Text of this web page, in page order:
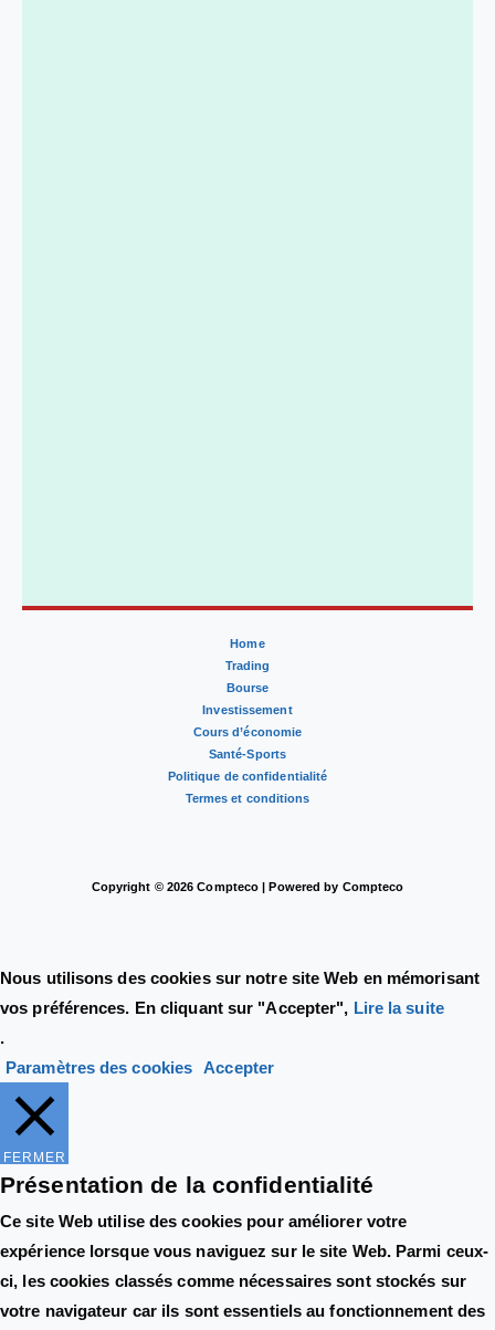
Home
Trading
Bourse
Investissement
Cours d’économie
Santé-Sports
Politique de confidentialité
Termes et conditions
Copyright © 2026 Compteco | Powered by Compteco
Nous utilisons des cookies sur notre site Web en mémorisant
vos préférences. En cliquant sur "Accepter", Lire la suite
.
Paramètres des cookies
Accepter
FERMER
Présentation de la confidentialité
Ce site Web utilise des cookies pour améliorer votre
expérience lorsque vous naviguez sur le site Web. Parmi ceux-
ci, les cookies classés comme nécessaires sont stockés sur
votre navigateur car ils sont essentiels au fonctionnement des